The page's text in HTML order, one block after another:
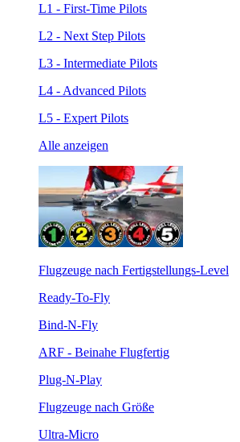
L1 - First-Time Pilots
L2 - Next Step Pilots
L3 - Intermediate Pilots
L4 - Advanced Pilots
L5 - Expert Pilots
Alle anzeigen
Flugzeuge nach Fertigstellungs-Level
Ready-To-Fly
Bind-N-Fly
ARF - Beinahe Flugfertig
Plug-N-Play
Flugzeuge nach Größe
Ultra-Micro